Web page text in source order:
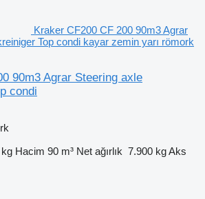
Kraker CF200 CF 200 90m3 Agrar
Top condi kayar zemin yarı römork
90m3 Agrar Steering axle
condi
Hacim 90 m³ Net ağırlık 7.900 kgAks